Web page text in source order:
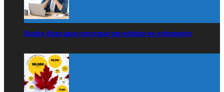
Quatro dicas para conseguir um estágio no estrangeiro